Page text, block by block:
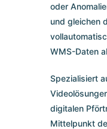
oder
und gleichen
WMS-Daten
Spezialisiert
digitalen
Mittelpunkt